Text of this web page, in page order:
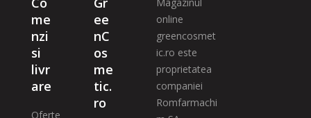
me
nzi
si
livr
are
Oferte
ee
nC
os
me
tic.
ro
online
greencosmet
ic.ro este
proprietatea
companiei
Romfarmachi